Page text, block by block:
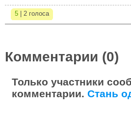
5 | 2 голоса
Комментарии (0)
Только участники
комментарии. Стань